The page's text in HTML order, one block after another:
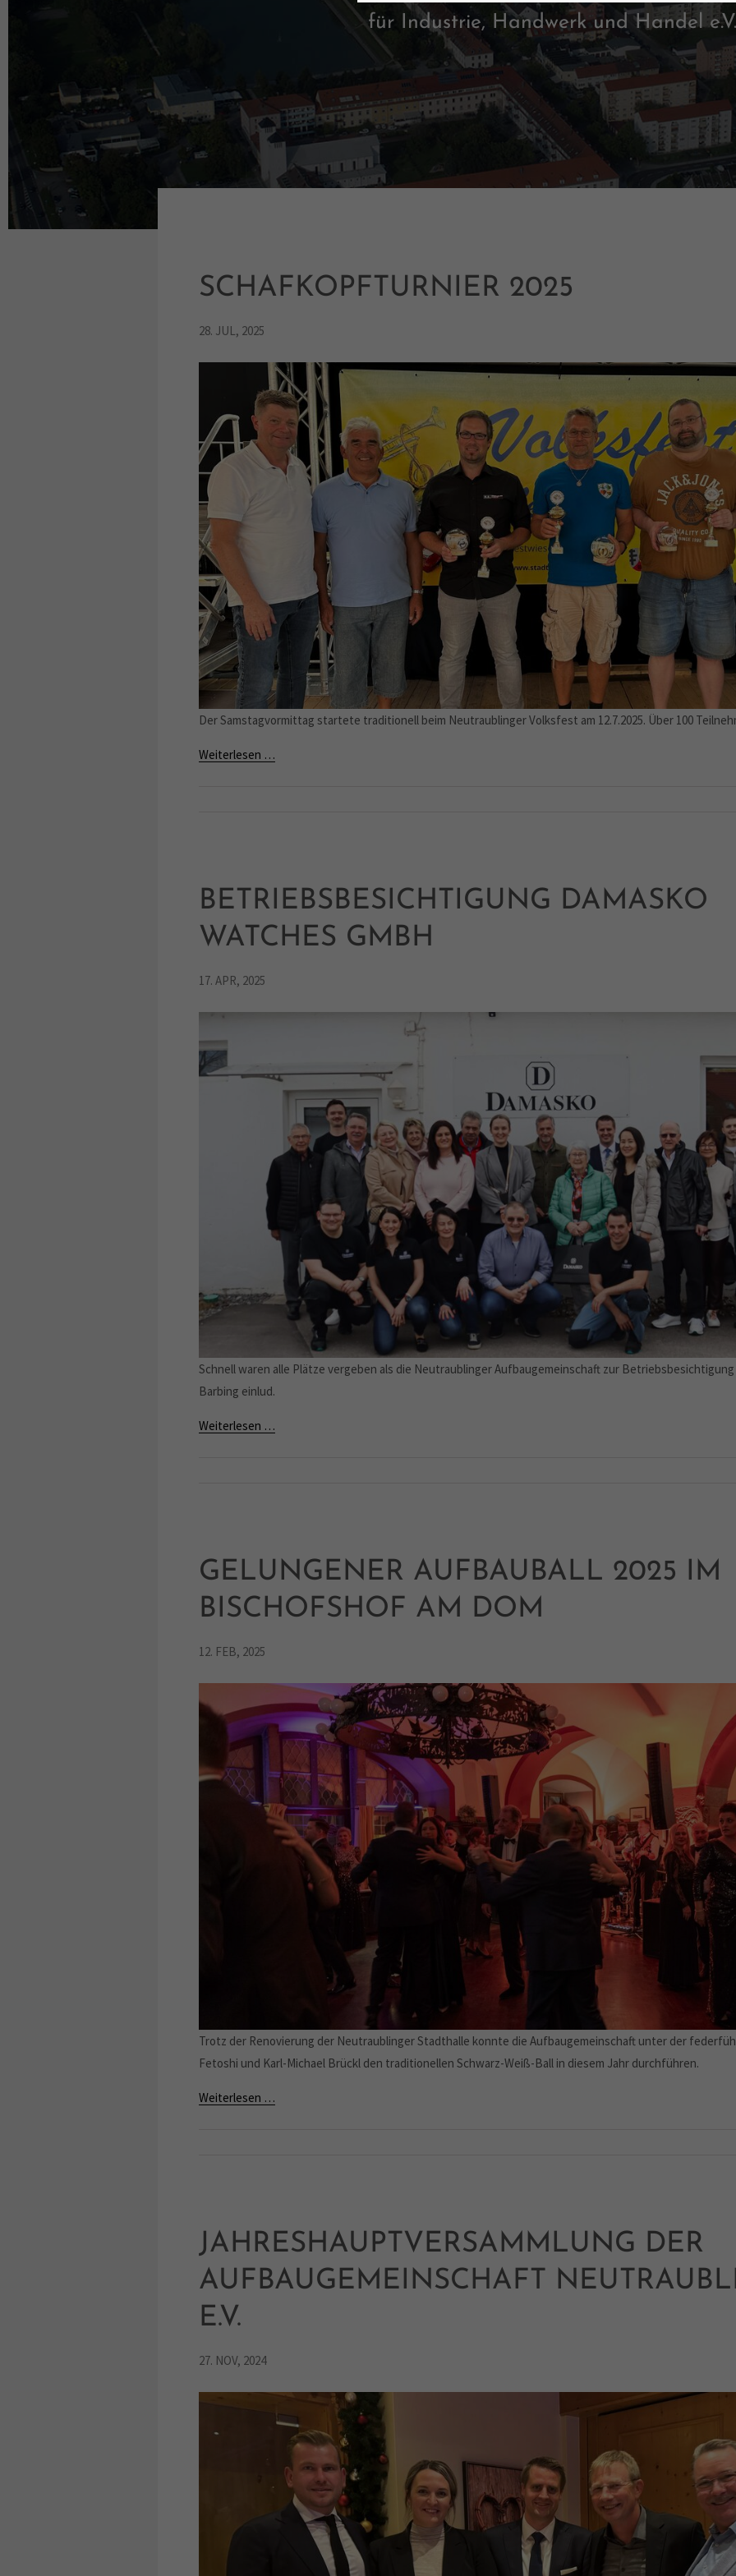
consectetuer adipiscing elit.
Aenean commodo ligula eget dolor.
Aenean massa. Cum sociis natoque
penatibus et magnis dis parturient
montes, nascetur ridiculus mus. Donec
quam felis, ultricies nec.
für Industrie, Handwerk und Handel e.V.
SCHAFKOPFTURNIER 2025
28. JUL, 2025
Der Samstagvormittag startete traditionell beim Neutraublinger Volksfest am 12.7.2025. Über 100
Weiterlesen …
BETRIEBSBESICHTIGUNG DAMASKO
WATCHES GMBH
17. APR, 2025
Schnell waren alle Plätze vergeben als die Neutraublinger Aufbaugemeinschaft zur Betriebsbesichtigung
Barbing einlud.
Weiterlesen …
GELUNGENER AUFBAUBALL 2025 IM
BISCHOFSHOF AM DOM
12. FEB, 2025
Trotz der Renovierung der Neutraublinger Stadthalle konnte die Aufbaugemeinschaft unter der
Fetoshi und Karl-Michael Brückl den traditionellen Schwarz-Weiß-Ball in diesem Jahr durchführen.
Weiterlesen …
JAHRESHAUPTVERSAMMLUNG DER
AUFBAUGEMEINSCHAFT
E.V.
27. NOV, 2024